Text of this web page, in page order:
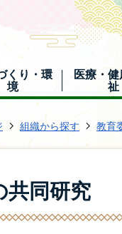
くり・環
境
医療・
祉
組織から探す 教育
共同研究